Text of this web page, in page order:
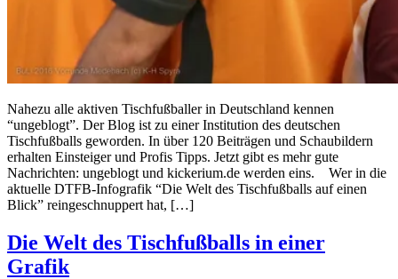
Nahezu alle aktiven Tischfußballer in Deutschland kennen
“ungeblogt”. Der Blog ist zu einer Institution des deutschen
Tischfußballs geworden. In über 120 Beiträgen und Schaubildern
erhalten Einsteiger und Profis Tipps. Jetzt gibt es mehr gute
Nachrichten: ungeblogt und kickerium.de werden eins. Wer in die
aktuelle DTFB-Infografik “Die Welt des Tischfußballs auf einen
Blick” reingeschnuppert hat, […]
Die Welt des Tischfußballs in einer
Grafik